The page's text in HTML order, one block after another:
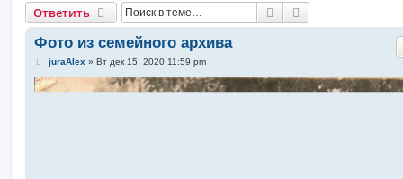
Ответить Поиск
Фото из семейного архива
С
о
б
juraAlex » Вт дек 15, 2020 11:59 pm